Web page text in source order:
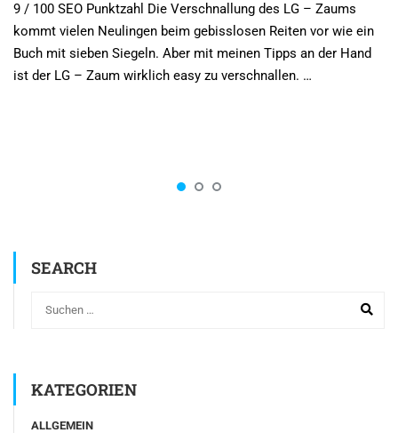
9 / 100 SEO Punktzahl Die Verschnallung des LG – Zaums
kommt vielen Neulingen beim gebisslosen Reiten vor wie ein
Buch mit sieben Siegeln. Aber mit meinen Tipps an der Hand
ist der LG – Zaum wirklich easy zu verschnallen. …
SEARCH
KATEGORIEN
ALLGEMEIN